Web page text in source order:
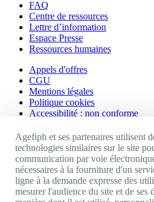
FAQ
Centre de ressources
Lettre d’information
Espace Presse
Ressources humaines
Appels d'offres
CGU
Mentions légales
Politique cookies
Accessibilité : non conforme
Nos autres sites
Site portail Agefiph
Activateur de progrès
Handinnov
Innovation et recherche
Agefiph et ses partenaires utilisent
technologies similaires sur le site
communication par voie
nécessaires à la fourniture d'un
ligne à la demande expresse des
mesurer l'audience du site et de ses